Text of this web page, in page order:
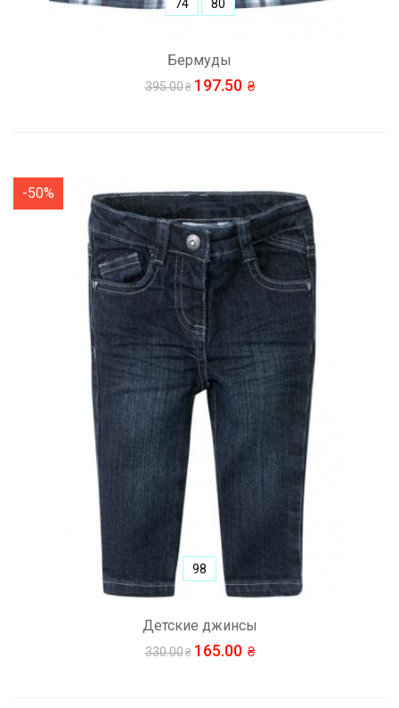
Бермуды
395.00 197.50
74 80
-50%
Детские джинсы
330.00 165.00
98